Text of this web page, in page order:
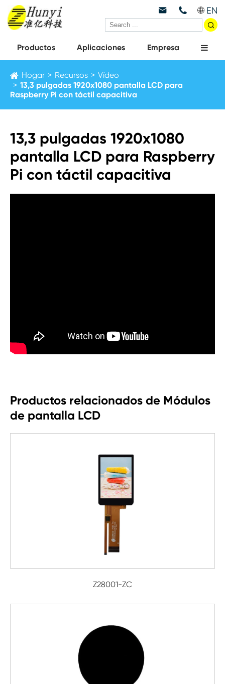
  EN

Productos Aplicaciones Empresa
Hogar Recursos
Vídeo
13,3 pulgadas 1920x1080 pantalla LCD para
Raspberry Pi con táctil capacitiva
13,3 pulgadas 1920x1080
pantalla LCD para Raspberry
Pi con táctil capacitiva
Productos relacionados de Módulos
de pantalla LCD
Z28001-ZC